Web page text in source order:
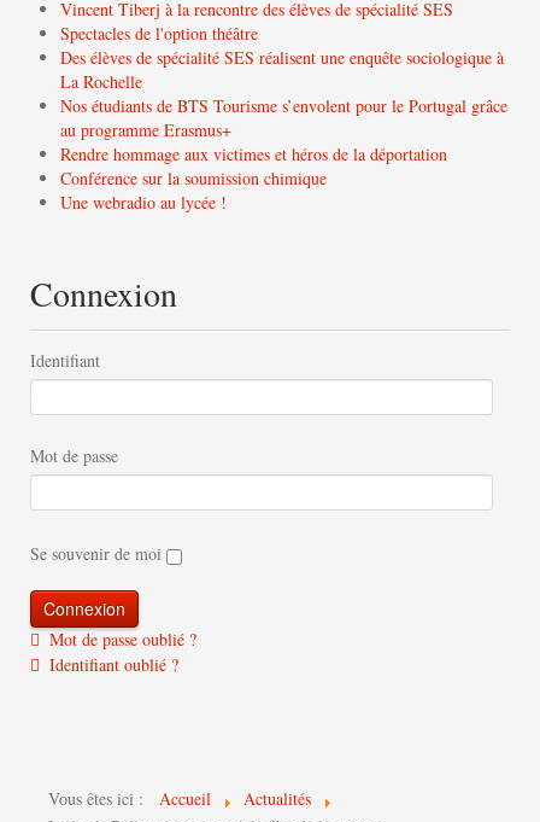
Vincent Tiberj à la rencontre des élèves de spécialité SES
Spectacles de l'option théâtre
Des élèves de spécialité SES réalisent une enquête sociologique à
La Rochelle
Nos étudiants de BTS Tourisme s’envolent pour le Portugal grâce
au programme Erasmus+
Rendre hommage aux victimes et héros de la déportation
Conférence sur la soumission chimique
Une webradio au lycée !
Connexion
Identifiant
Mot de passe
Se souvenir de moi
Mot de passe oublié ?
Identifiant oublié ?
Vous êtes ici : Accueil
Actualités